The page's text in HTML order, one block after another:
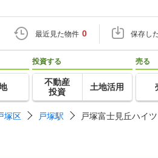
最近見た物件 0 保存し
投資する
不動産
投資
土地活用
売る
塚区 戸塚駅 戸塚富士見丘ハイ